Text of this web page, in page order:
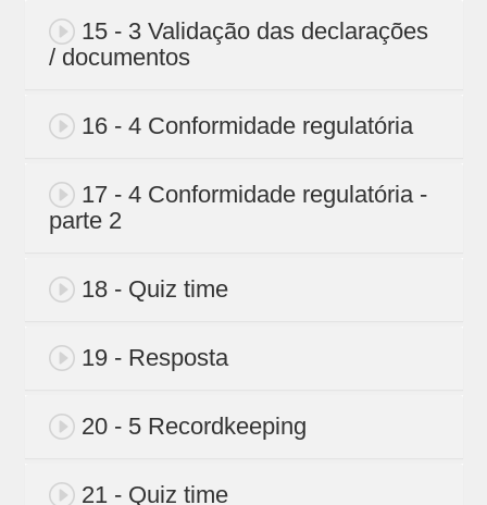
15 - 3 Validação das declarações
/ documentos
16 - 4 Conformidade regulatória
17 - 4 Conformidade regulatória -
parte 2
18 - Quiz time
19 - Resposta
20 - 5 Recordkeeping
21 - Quiz time